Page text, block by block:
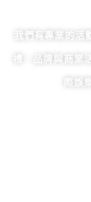
我們有專業的活
禮、品牌與商業
際娛